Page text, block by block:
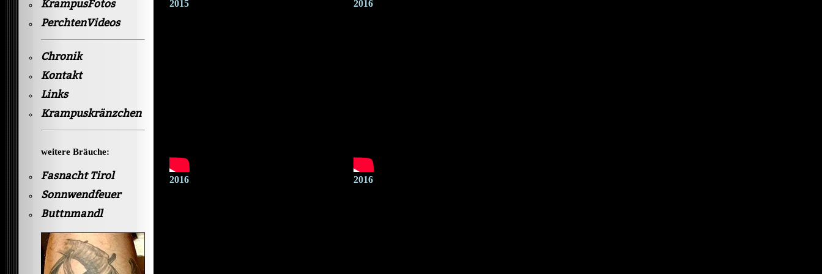
KrampusFotos
PerchtenVideos
Chronik
Kontakt
Links
Krampuskränzchen
weitere Bräuche:
Fasnacht Tirol
Sonnwendfeuer
Buttnmandl
2015 2016
2016 2016